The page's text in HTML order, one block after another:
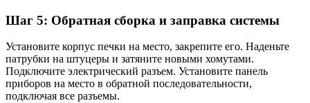
Шаг 5: Обратная сборка и заправка системы
Установите корпус печки на место, закрепите его. Наденьте
патрубки на штуцеры и затяните новыми хомутами.
Подключите электрический разъем. Установите панель
приборов на место в обратной последовательности,
подключая все разъемы.